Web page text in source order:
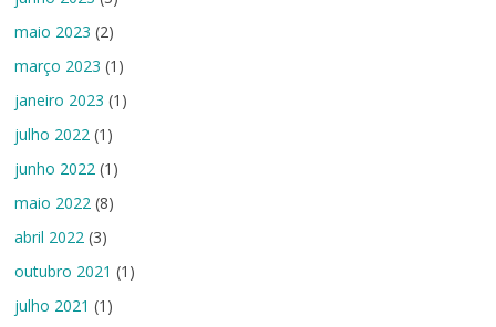
maio 2023 (2)
março 2023 (1)
janeiro 2023 (1)
julho 2022 (1)
junho 2022 (1)
maio 2022 (8)
abril 2022 (3)
outubro 2021 (1)
julho 2021 (1)